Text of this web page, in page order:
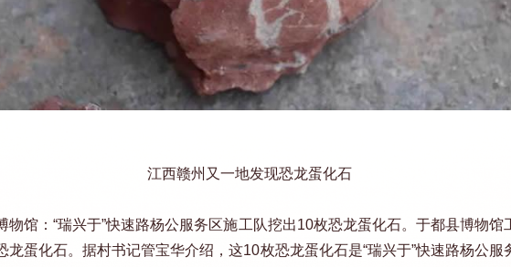
江西赣州又一地发现恐龙蛋化石
物馆：“瑞兴于”快速路杨公服务区施工队挖出10枚恐龙蛋化石。于都县博物
龙蛋化石。据村书记管宝华介绍，这10枚恐龙蛋化石是“瑞兴于”快速路杨公